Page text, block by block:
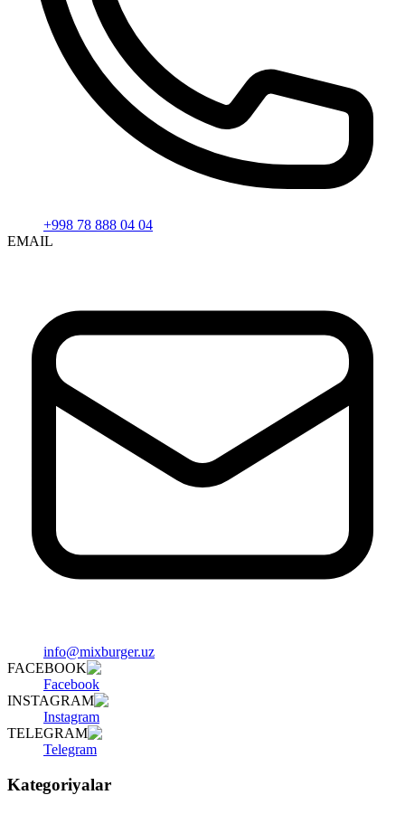
+998 78 888 04 04
EMAIL
info@mixburger.uz
FACEBOOK
Facebook
INSTAGRAM
Instagram
TELEGRAM
Telegram
Kategoriyalar